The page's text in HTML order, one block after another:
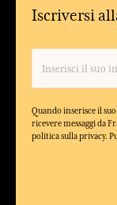
Iscriversi
Quando inserisce il
ricevere messaggi da
politica sulla privacy.